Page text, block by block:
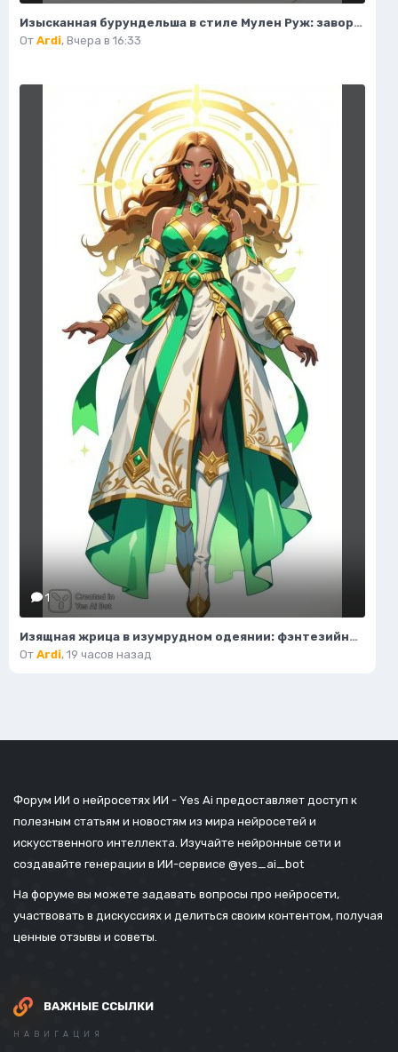
Изысканная бурундельша в стиле Мулен Руж: завораживающая мода и красота. Генерация из нейронной сети Flux 1
От Ardi, Вчера в 16:33
1
Изящная жрица в изумрудном одеянии: фэнтезийный портрет. Картинка из нейронной сети Flux.1
От Ardi, 19 часов назад
Форум ИИ о нейросетях ИИ - Yes Ai предоставляет доступ к
полезным статьям и новостям из мира нейросетей и
искусственного интеллекта. Изучайте нейронные сети и
создавайте генерации в ИИ-сервисе @yes_ai_bot
На форуме вы можете задавать вопросы про нейросети,
участвовать в дискуссиях и делиться своим контентом, получая
ценные отзывы и советы.
ВАЖНЫЕ ССЫЛКИ
НАВИГАЦИЯ